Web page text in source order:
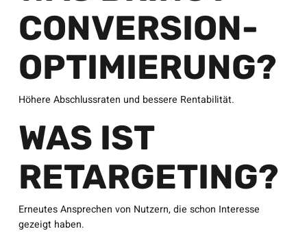
CONVERSION-
OPTIMIERUNG?
Höhere Abschlussraten und bessere Rentabilität.
WAS IST
RETARGETING?
Erneutes Ansprechen von Nutzern, die schon Interesse
gezeigt haben.